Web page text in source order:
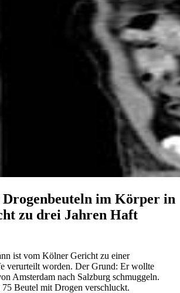
im Körper in
zu drei Jahren Haft
ist vom Kölner Gericht zu einer
verurteilt worden. Der Grund: Er wollte
Amsterdam nach Salzburg schmuggeln.
Beutel mit Drogen verschluckt.